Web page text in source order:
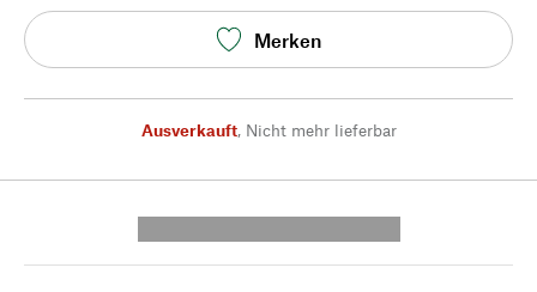
Merken
Ausverkauft, Nicht mehr lieferbar